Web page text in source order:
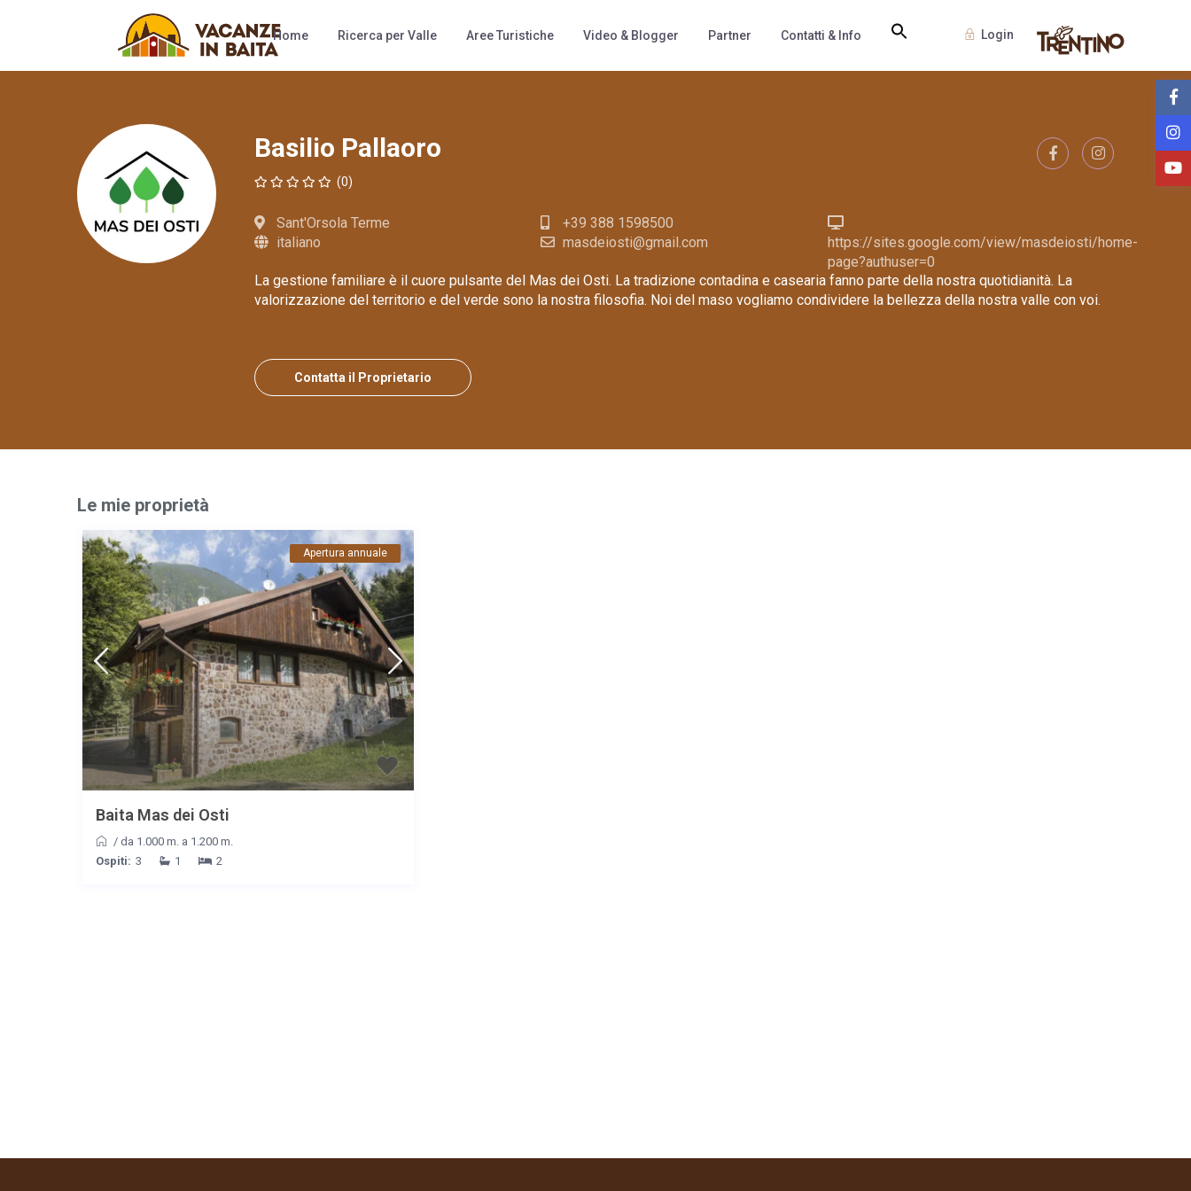
Login
Home Ricerca per Valle Aree Turistiche Video & Blogger Partner Contatti & Info
Camere Altitudine Tipologia
Basilio Pallaoro
(0)
Sant'Orsola Terme
italiano
+39 388 1598500
masdeiosti@gmail.com
https://sites.google.com/view/masdeiosti/home-
page?authuser=0
La gestione familiare è il cuore pulsante del Mas dei Osti. La tradizione contadina e casearia fanno parte della nostra quotidianità. La
valorizzazione del territorio e del verde sono la nostra filosofia. Noi del maso vogliamo condividere la bellezza della nostra valle con voi.
Contatta il Proprietario
Le mie proprietà
Apertura annuale
Baita Mas dei Osti
/ da 1.000 m. a 1.200 m.
Ospiti: 3 1 2